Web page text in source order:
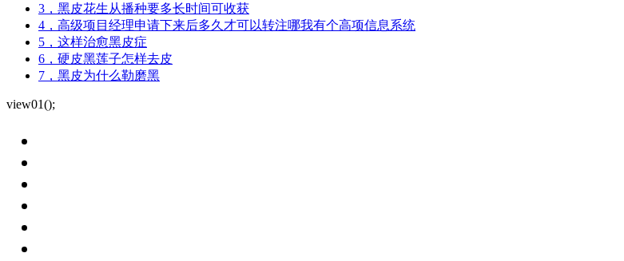
3，黑皮花生从播种要多长时间可收获
4，高级项目经理申请下来后多久才可以转注哪我有个高项信息系统
5，这样治愈黑皮症
6，硬皮黑莲子怎样去皮
7，黑皮为什么勒磨黑
view01();